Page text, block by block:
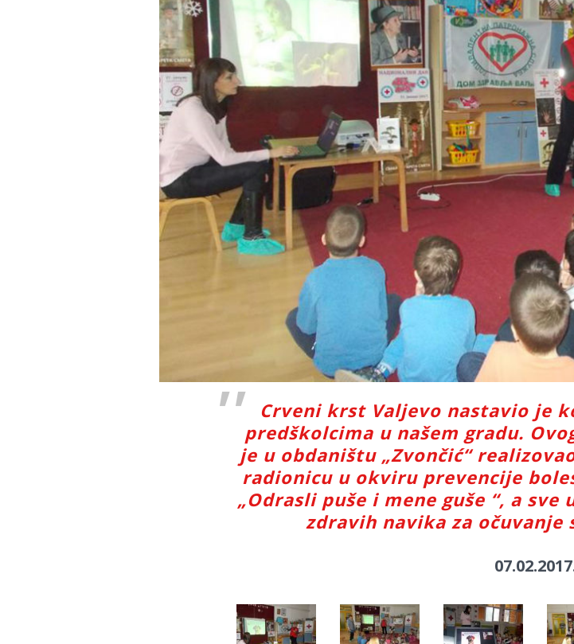
Crveni krst Valjevo nastavio je
predškolcima u našem gradu.
je u obdaništu „Zvončić“
radionicu u okviru prevencije
„Odrasli puše i mene guše “, a
zdravih navika za očuvanje